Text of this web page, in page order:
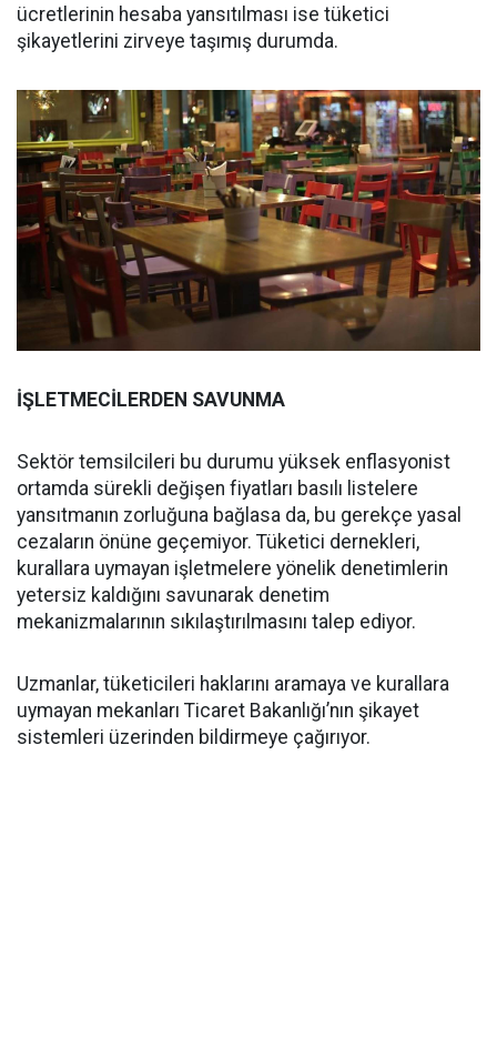
ücretlerinin hesaba yansıtılması ise tüketici
şikayetlerini zirveye taşımış durumda.
İŞLETMECİLERDEN SAVUNMA
Sektör temsilcileri bu durumu yüksek enflasyonist
ortamda sürekli değişen fiyatları basılı listelere
yansıtmanın zorluğuna bağlasa da, bu gerekçe yasal
cezaların önüne geçemiyor. Tüketici dernekleri,
kurallara uymayan işletmelere yönelik denetimlerin
yetersiz kaldığını savunarak denetim
mekanizmalarının sıkılaştırılmasını talep ediyor.
Uzmanlar, tüketicileri haklarını aramaya ve kurallara
uymayan mekanları Ticaret Bakanlığı’nın şikayet
sistemleri üzerinden bildirmeye çağırıyor.